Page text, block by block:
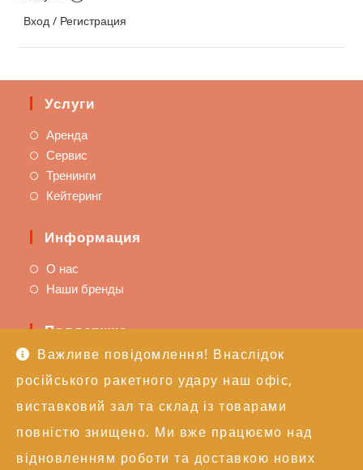
Важливе повідомлення! Внаслідок
російського ракетного удару наш офіс,
виставковий зал та склад із товарами
повністю знищено. Ми вже працюємо над
відновленням роботи та доставкою нових
Вход / Регистрация
Услуги
Аренда
Сервис
Тренинги
Кейтеринг
Информация
О нас
Наши бренды
Поддержка
Доставка и оплата
Политика возврата
Техподдержка